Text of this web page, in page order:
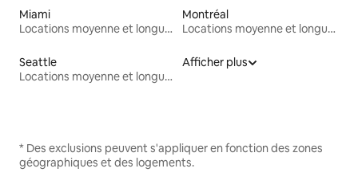
Miami
Locations moyenne et longue durée
Montréal
Locations moyenne et longue durée
Seattle
Locations moyenne et longue durée
Afficher plus
* Des exclusions peuvent s'appliquer en fonction des zones
géographiques et des logements.